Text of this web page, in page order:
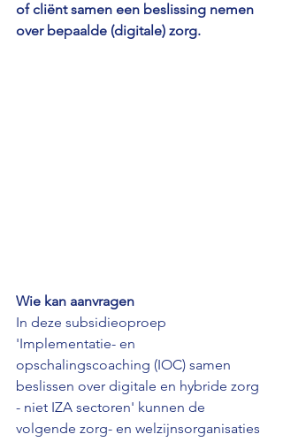
of cliënt samen een beslissing nemen
over bepaalde (digitale) zorg.
Wie kan aanvragen
In deze subsidieoproep
'Implementatie- en
opschalingscoaching (IOC) samen
beslissen over digitale en hybride zorg
- niet IZA sectoren' kunnen de
volgende zorg- en welzijnsorganisaties